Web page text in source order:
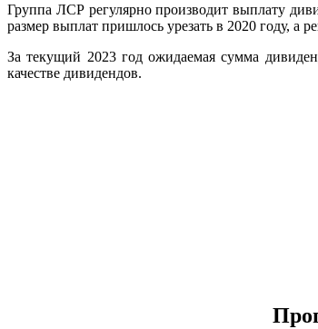
Группа ЛСР регулярно производит выплату
размер выплат пришлось урезать в 2020 году, а
За текущий 2023 год ожидаемая сумма
качестве дивидендов.